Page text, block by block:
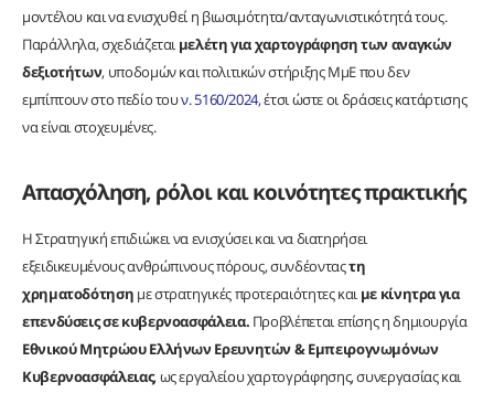
μοντέλου και να ενισχυθεί η βιωσιμότητα/ανταγωνιστικότητά τους.
Παράλληλα, σχεδιάζεταιμελέτη για χαρτογράφηση των αναγκών
δεξιοτήτων, υποδομών και πολιτικών στήριξης ΜμΕ που δεν
εμπίπτουν στο πεδίο τουν. 5160/2024, έτσι ώστε οι δράσεις κατάρτισης
να είναι στοχευμένες.
Απασχόληση, ρόλοι και κοινότητες πρακτικής
Η Στρατηγική επιδιώκει να ενισχύσει και να διατηρήσει
εξειδικευμένους ανθρώπινους πόρους, συνδέονταςτη
χρηματοδότηση με στρατηγικές προτεραιότητες καιμε κίνητρα για
επενδύσεις σε κυβερνοασφάλεια. Προβλέπεται επίσης η δημιουργία
Εθνικού Μητρώου Ελλήνων Ερευνητών & Εμπειρογνωμόνων
Κυβερνοασφάλειας, ως εργαλείου χαρτογράφησης, συνεργασίας και